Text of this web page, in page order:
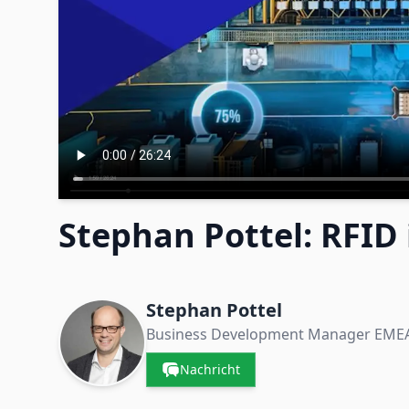
Stephan Pottel:
Stephan Pottel
Business Development Manager
Manufacturing
Nachricht